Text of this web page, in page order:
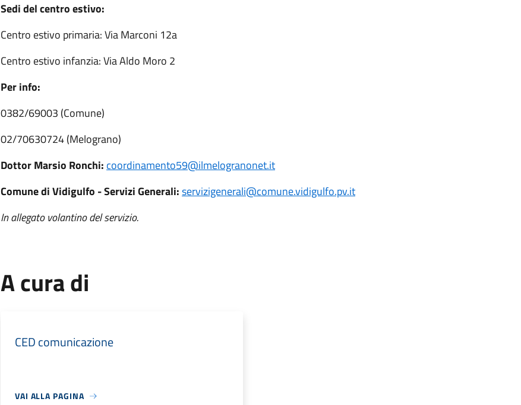
Sedi del centro estivo:
Centro estivo primaria:Via Marconi 12a
Centro estivo infanzia:Via Aldo Moro 2
Per info:
0382/69003 (Comune)
02/70630724 (Melograno)
Dottor Marsio Ronchi: coordinamento59@ilmelogranonet.it
Comune di Vidigulfo - Servizi Generali:servizigenerali@comune.vidigulfo.pv.it
In allegato volantino del servizio.
A cura di
CED comunicazione
VAI ALLA PAGINA